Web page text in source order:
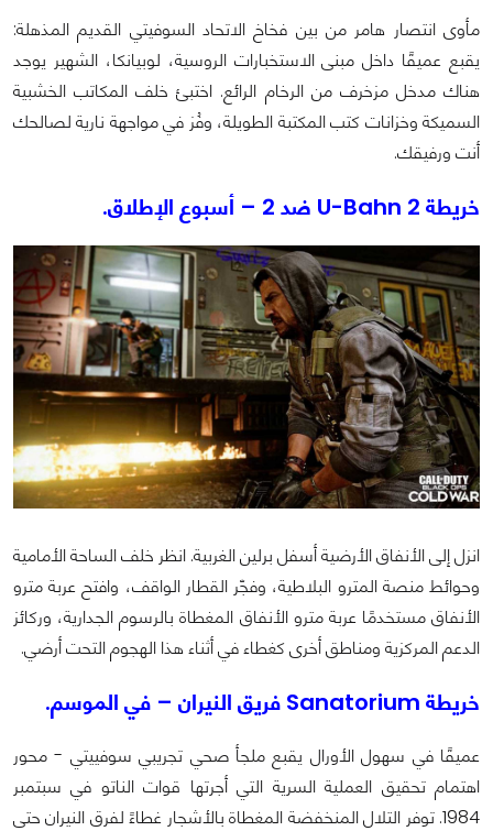
مأوى انتصار هامر من بين فخاخ الاتحاد السوفيتي القديم المذهلة:
يقبع عميقًا داخل مبنى الاستخبارات الروسية، لوبيانكا، الشهير يوجد
هناك مدخل مزخرف من الرخام الرائع. اختبئ خلف المكاتب الخشبية
السميكة وخزانات كتب المكتبة الطويلة، وفُز في مواجهة نارية لصالحك
أنت ورفيقك.
خريطة U-Bahn 2 ضد 2 – أسبوع الإطلاق.
انزل إلى الأنفاق الأرضية أسفل برلين الغربية. انظر خلف الساحة الأمامية
وحوائط منصة المترو البلاطية، وفجّر القطار الواقف، وافتح عربة مترو
الأنفاق مستخدمًا عربة مترو الأنفاق المغطاة بالرسوم الجدارية، وركائز
الدعم المركزية ومناطق أخرى كغطاء في أثناء هذا الهجوم التحت أرضي.
خريطة Sanatorium فريق النيران – في الموسم.
عميقًا في سهول الأورال يقبع ملجأ صحي تجريبي سوفييتي - محور
اهتمام تحقيق العملية السرية التي أجرتها قوات الناتو في سبتمبر
1984. توفر التلال المنخفضة المغطاة بالأشجار غطاءً لفرق النيران حتى